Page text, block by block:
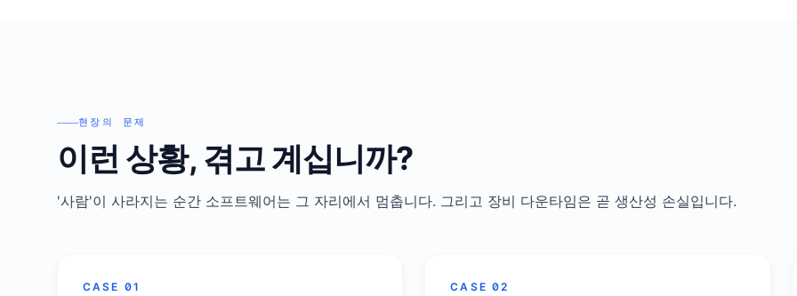
현장의 문제
이런 상황, 겪고 계십니까?
'사람'이 사라지는 순간 소프트웨어는 그 자리에서 멈춥니다. 그리고 장비 다운타임은 곧 생산성 손실입니다.
CASE 01 CASE 02